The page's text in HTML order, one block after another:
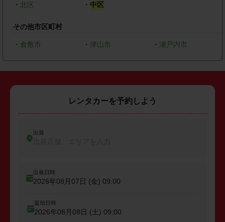
・ 北区 ・ 中区
その他市区町村
・ 倉敷市 ・ 津山市 ・瀬戸内市
レンタカーを予約しよう
出発
出発日時
2026年08月07日 (金) 09:00
返却日時
2026年08月08日 (土) 09:00